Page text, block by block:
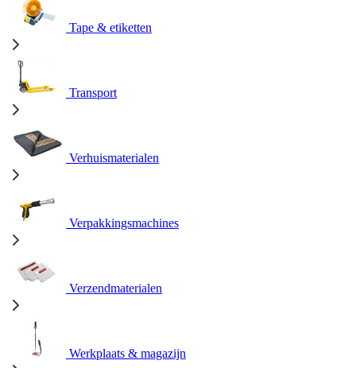
Tape & etiketten
Transport
Verhuismaterialen
Verpakkingsmachines
Verzendmaterialen
Werkplaats & magazijn